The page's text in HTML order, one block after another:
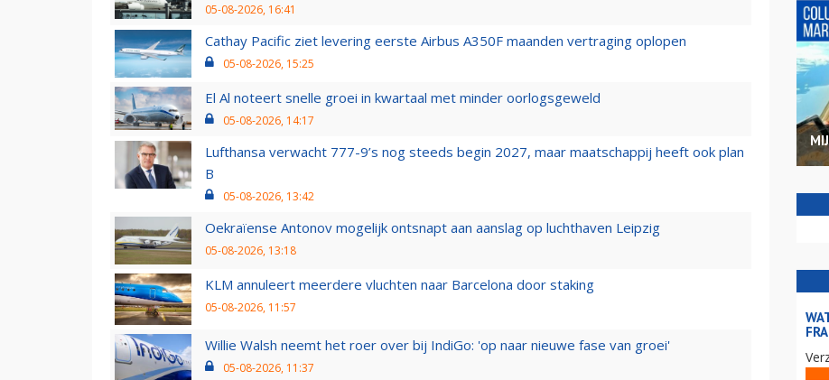
05-08-2026, 16:41
Cathay Pacific ziet levering eerste Airbus A350F maanden vertraging oplopen
05-08-2026, 15:25
El Al noteert snelle groei in kwartaal met minder oorlogsgeweld
05-08-2026, 14:17
Lufthansa verwacht 777-9’s nog steeds begin 2027, maar maatschappij heeft ook plan
B
05-08-2026, 13:42
Oekraïense Antonov mogelijk ontsnapt aan aanslag op luchthaven Leipzig
05-08-2026, 13:18
KLM annuleert meerdere vluchten naar Barcelona door staking
05-08-2026, 11:57
Willie Walsh neemt het roer over bij IndiGo: 'op naar nieuwe fase van groei'
05-08-2026, 11:37